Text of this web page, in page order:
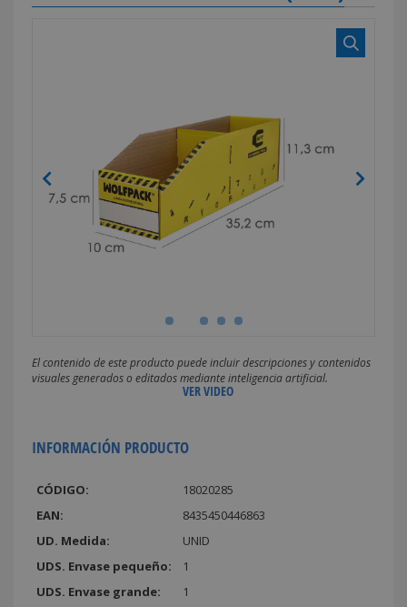
El contenido de este producto puede incluir descripciones y contenidos
visuales generados o editados mediante inteligencia artificial.
VER VIDEO
INFORMACIÓN PRODUCTO
CÓDIGO:
18020285
EAN:
8435450446863
UD. Medida:
UNID
UDS. Envase pequeño:
1
UDS. Envase grande:
1